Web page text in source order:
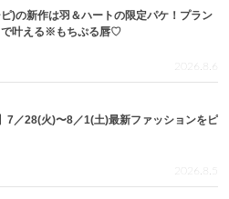
)の新作は羽＆ハートの限定パケ！プラン
で叶える※もちぷる唇♡
2026.8.6
7／28(火)〜8／1(土)最新ファッションをピ
2026.8.5